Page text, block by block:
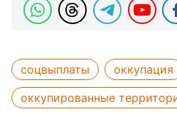
соцвыплаты оккупация
оккупированные